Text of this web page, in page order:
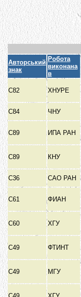
Авторський
знак
Робота
виконана
в
С82 ХНУРЕ
С84
ЧНУ
С89 ИПА РАН
С89 КНУ
С36
САО РАН
С61 ФИАН
С60 ХГУ
С49 ФТИНТ
С49 МГУ